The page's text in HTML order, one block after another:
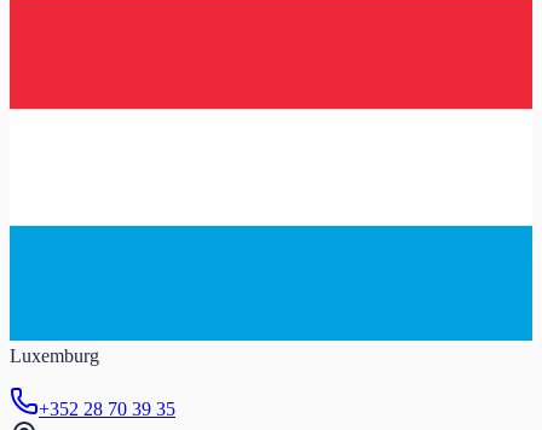
Luxemburg
+352 28 70 39 35